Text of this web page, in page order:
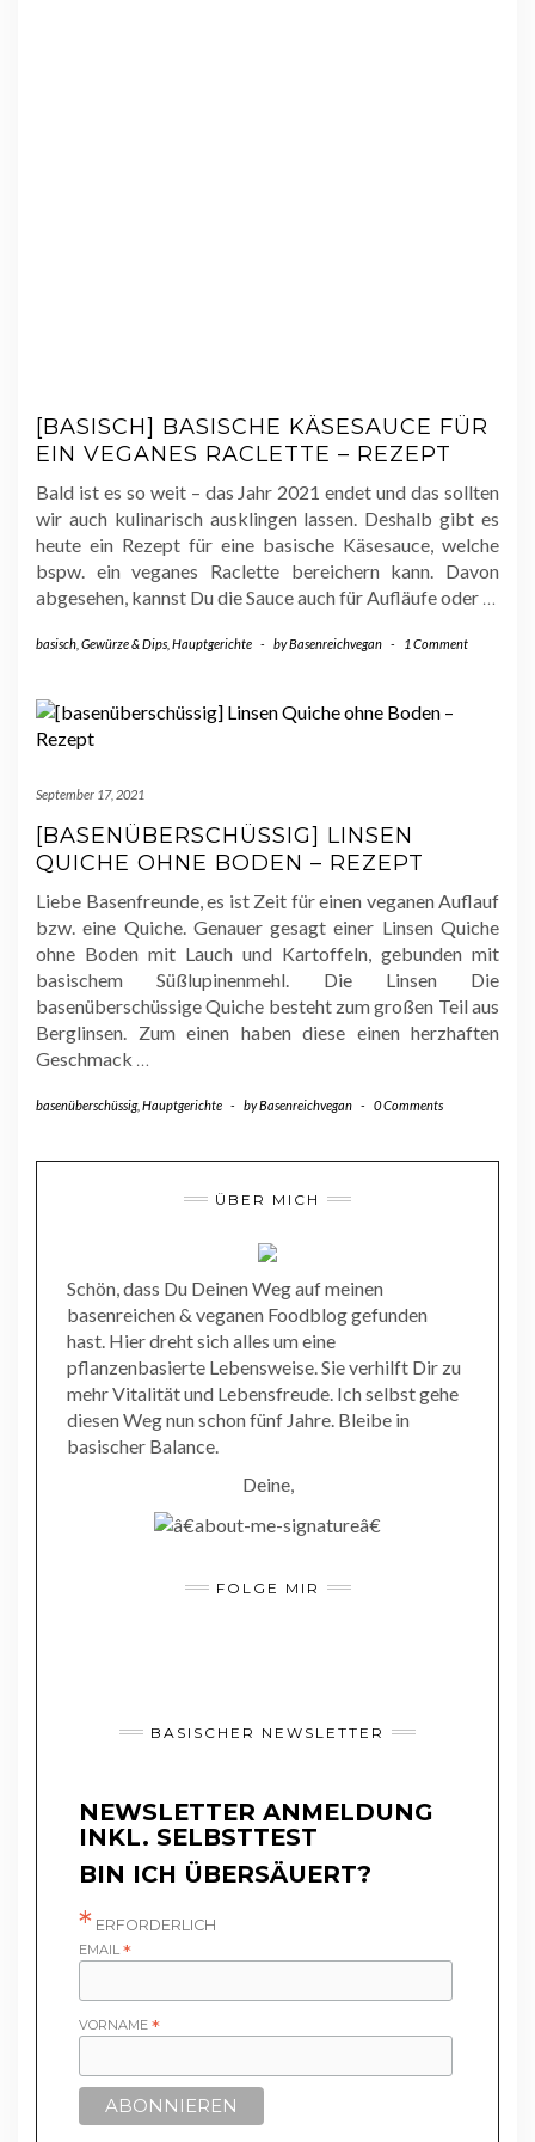
[BASISCH] BASISCHE KÄSESAUCE FÜR
EIN VEGANES RACLETTE – REZEPT
Bald ist es so weit – das Jahr 2021 endet und das sollten
wir auch kulinarisch ausklingen lassen. Deshalb gibt es
heute ein Rezept für eine basische Käsesauce, welche
bspw. ein veganes Raclette bereichern kann. Davon
abgesehen, kannst Du die Sauce auch für Aufläufe oder …
basisch Gewürze & Dips Hauptgerichte - byBasenreichvegan - 1 Comment
September 17, 2021
[BASENÜBERSCHÜSSIG] LINSEN
QUICHE OHNE BODEN – REZEPT
Liebe Basenfreunde, es ist Zeit für einen veganen Auflauf
bzw. eine Quiche. Genauer gesagt einer Linsen Quiche
ohne Boden mit Lauch und Kartoffeln, gebunden mit
basischem Süßlupinenmehl. Die Linsen Die
basenüberschüssige Quiche besteht zum großen Teil aus
Berglinsen. Zum einen haben diese einen herzhaften
Geschmack …
basenüberschüssig, Hauptgerichte - byBasenreichvegan - 0 Comments
ÜBER MICH
Schön, dass Du Deinen Weg auf meinen
basenreichen & veganen Foodblog gefunden
hast. Hier dreht sich alles um eine
pflanzenbasierte Lebensweise. Sie verhilft Dir zu
mehr Vitalität und Lebensfreude. Ich selbst gehe
diesen Weg nun schon fünf Jahre. Bleibe in
basischer Balance.
Deine,
FOLGE MIR
BASISCHER NEWSLETTER
NEWSLETTER ANMELDUNG
INKL. SELBSTTEST
BIN ICH ÜBERSÄUERT?
* ERFORDERLICH
EMAIL*
VORNAME*